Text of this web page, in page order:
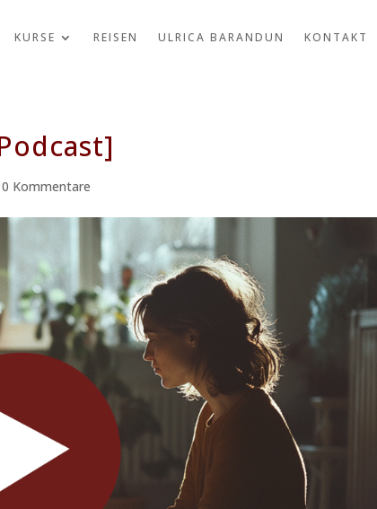
KURSE REISEN ULRICA BARANDUN KONTAKT
0 Kommentare